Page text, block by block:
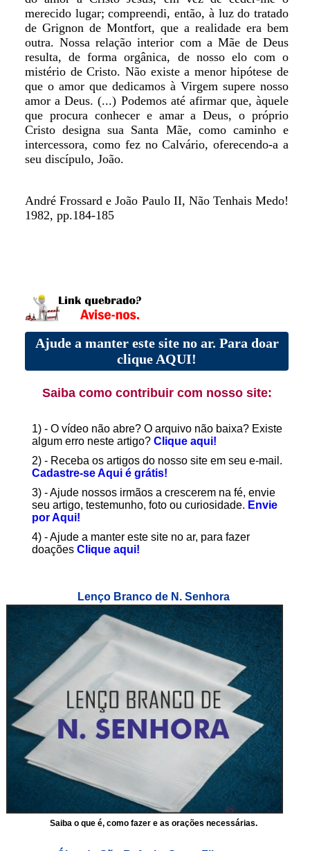
merecido lugar; compreendi, então, à luz do tratado
de Grignon de Montfort, que a realidade era bem
outra. Nossa relação interior com a Mãe de Deus
resulta, de forma orgânica, de nosso elo com o
mistério de Cristo. Não existe a menor hipótese de
que o amor que dedicamos à Virgem supere nosso
amor a Deus. (...) Podemos até afirmar que, àquele
que procura conhecer e amar a Deus, o próprio
Cristo designa sua Santa Mãe, como caminho e
intercessora, como fez no Calvário, oferecendo-a a
seu discípulo, João.
André Frossard e João Paulo II, Não Tenhais Medo!
1982, pp.184-185
Ajude a manter este site no ar. Para doar
clique AQUI!
Saiba como contribuir com nosso site:
1) - O vídeo não abre? O arquivo não baixa? Existe
algum erro neste artigo? Clique aqui!
2) - Receba os artigos do nosso site em seu e-mail.
Cadastre-se Aqui é grátis!
3) - Ajude nossos irmãos a crescerem na fé, envie
seu artigo, testemunho, foto ou curiosidade. Envie
por Aqui!
4) - Ajude a manter este site no ar, para fazer
doações Clique aqui!
Lenço Branco de N. Senhora
Saiba o que é, como fazer e as orações necessárias.